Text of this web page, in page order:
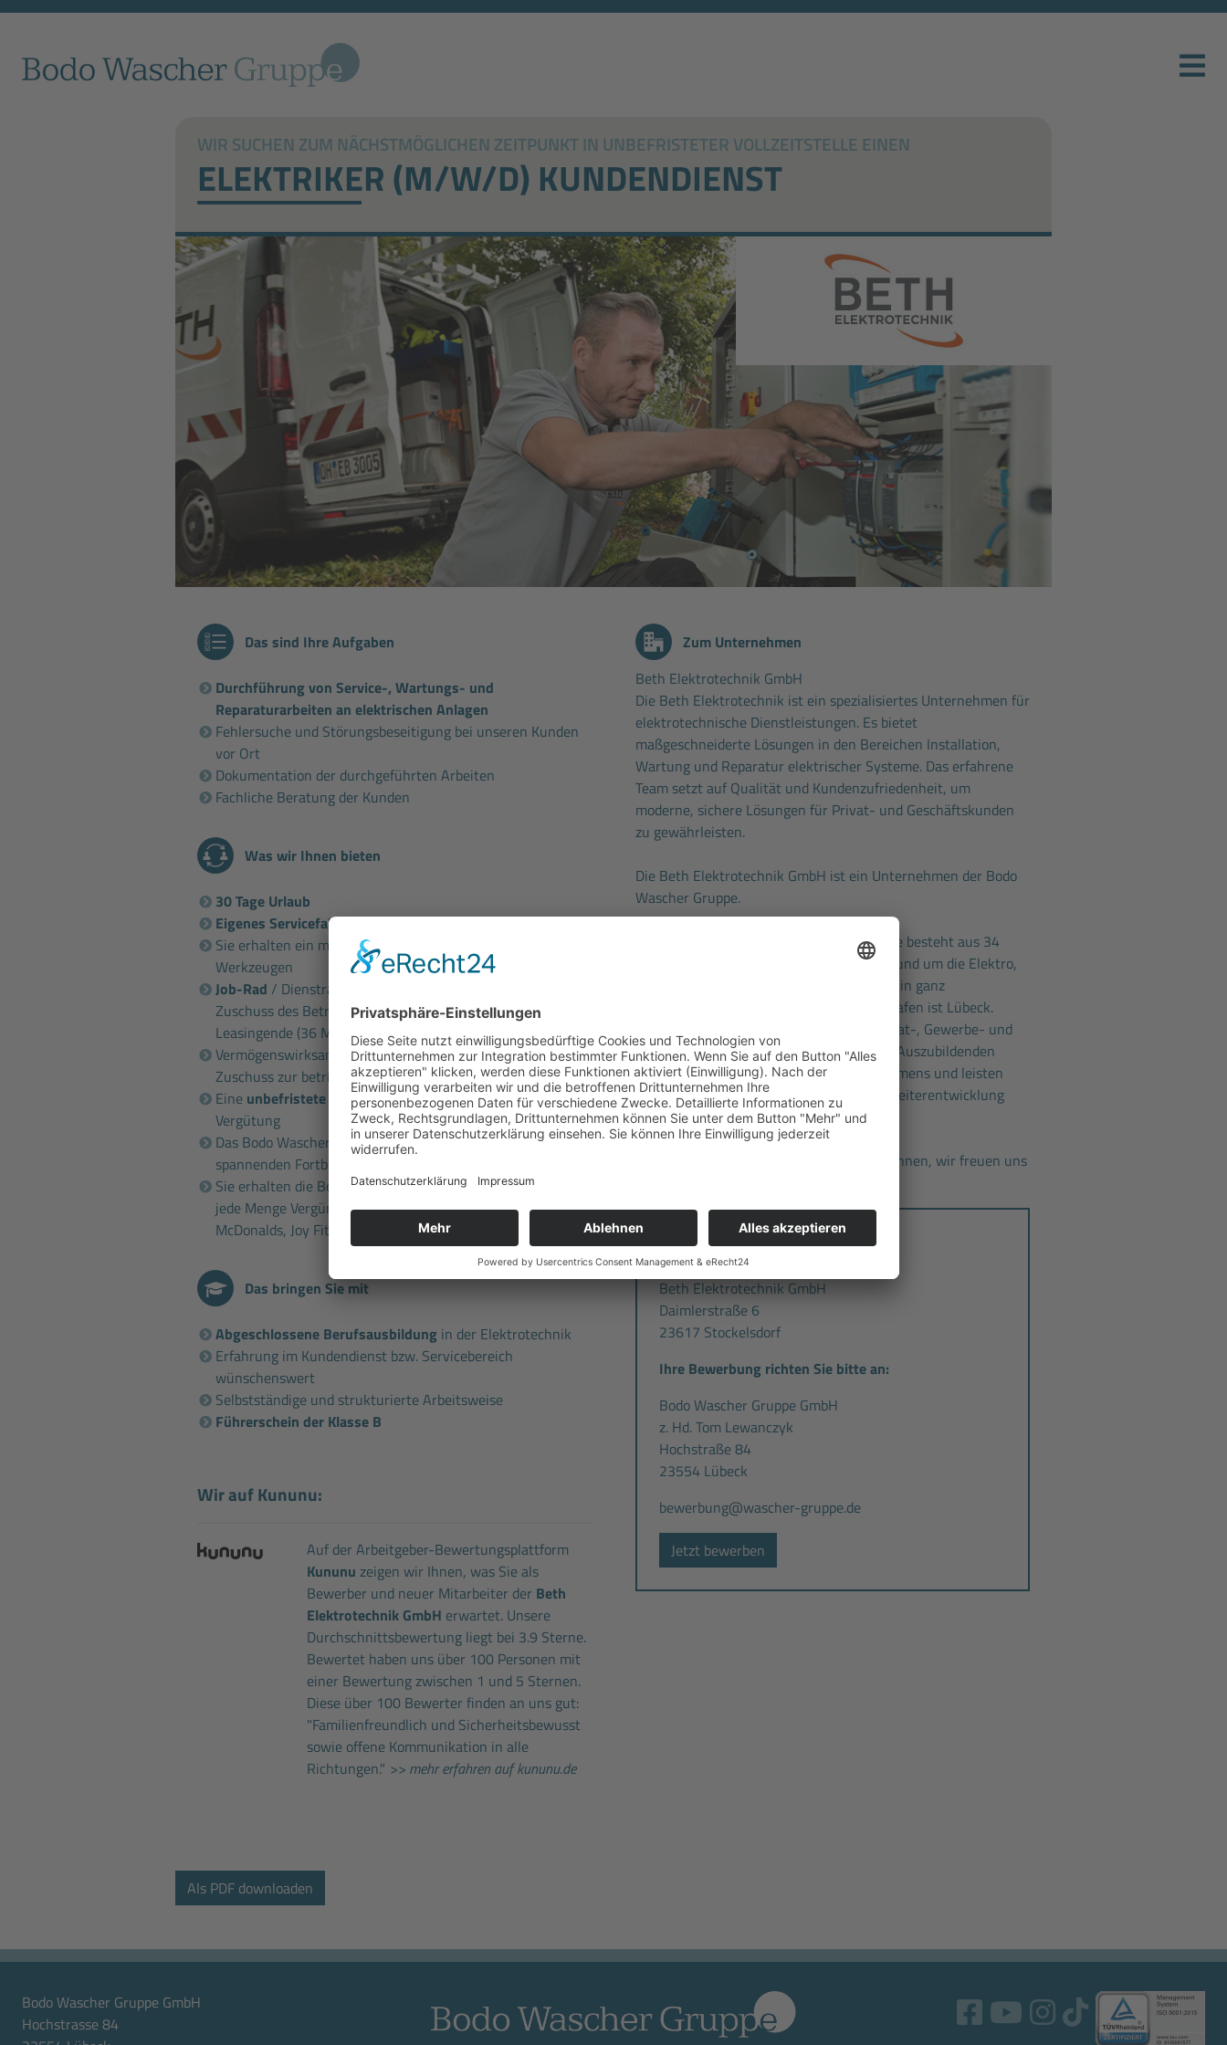
WIR SUCHEN ZUM NÄCHSTMÖGLICHEN ZEITPUNKT IN UNBEFRISTETER VOLLZEITSTELLE EINEN
ELEKTRIKER (M/W/D) KUNDENDIENST
Das sind Ihre Aufgaben
Durchführung von Service-, Wartungs- und
Reparaturarbeiten an elektrischen Anlagen
Fehlersuche und Störungsbeseitigung bei unseren Kunden
vor Ort
Dokumentation der durchgeführten Arbeiten
Fachliche Beratung der Kunden
Was wir Ihnen bieten
30 Tage Urlaub
Eigenes Servicefahrzeugzur Mitnahme nach Hause
Sie erhalten ein modernes Arbeitsumfeld mit erstklassigen
Werkzeugen
Job-Rad / Dienstrad / E-Bike-Leasing bis 4.000 € mit
Zuschuss des Betriebs und vergünstigte Kaufoption nach
Leasingende (36 Monate)
Vermögenswirksame Leistung i.H.v. 324 € pro Jahr und
Zuschuss zur betrieblichen Altersvorsorge
Eine unbefristete Vollzeitanstellungund leistungsgerechte
Vergütung
Das Bodo Wascher GruppeSeminarprogrammmit vielen
spannenden Fortbildungen
Sie erhalten die Bodo WascherVorteilskarte, mit der Sie
jede Menge Vergünstigungen bekommen (z.B. bei Hagebau,
McDonalds, Joy Fitness, Fahrschulen etc.)
Das bringen Sie mit
Abgeschlossene Berufsausbildung in der Elektrotechnik
Erfahrung im Kundendienst bzw. Servicebereich
wünschenswert
Selbstständige und strukturierte Arbeitsweise
Führerschein der Klasse B
Wir auf Kununu:
Auf der Arbeitgeber-Bewertungsplattform
Kununu zeigen wir Ihnen, was Sie als
Bewerber und neuer Mitarbeiter der Beth
Elektrotechnik GmbH erwartet. Unsere
Durchschnittsbewertung liegt bei 3.9 Sterne.
Bewertet haben uns über 100 Personen mit
einer Bewertung zwischen 1 und 5 Sternen.
Diese über 100 Bewerter finden an uns gut:
"Familienfreundlich und Sicherheitsbewusst
sowie offene Kommunikation in alle
Richtungen." >> mehr erfahren auf kununu.de
Zum Unternehmen
Beth Elektrotechnik GmbH
Die Beth Elektrotechnik ist ein spezialisiertes Unternehmen für
elektrotechnische Dienstleistungen. Es bietet
maßgeschneiderte Lösungen in den Bereichen Installation,
Wartung und Reparatur elektrischer Systeme. Das erfahrene
Team setzt auf Qualität und Kundenzufriedenheit, um
moderne, sichere Lösungen für Privat- und Geschäftskunden
zu gewährleisten.
Die Beth Elektrotechnik GmbH ist ein Unternehmen der Bodo
Wascher Gruppe.
Die familiengeführte Unternehmensgruppe besteht aus 34
Betrieben. Als Spezialist für alle Themen rund um die Elektro,
Gebäude- und Sicherheitstechnik sind wir in ganz
Norddeutschland bekannt, unser Heimathafen ist Lübeck.
Unsere 1.100 Beschäftigten betreuen Privat-, Gewerbe- und
Industriekunden. Mit insgesamt über 220 Auszubildenden
sichern wir die Zukunft unseres Unternehmens und leisten
gleichzeitig einen wichtigen Beitrag zur Weiterentwicklung
unserer Branche.
Kommen Sie zu uns und lernen Sie uns kennen, wir freuen uns
Standort:
Beth Elektrotechnik GmbH
Daimlerstraße 6
23617 Stockelsdorf
Ihre Bewerbung richten Sie bitte an:
Bodo Wascher Gruppe GmbH
z. Hd. Tom Lewanczyk
Hochstraße 84
23554 Lübeck
bewerbung@wascher-gruppe.de
Jetzt bewerben
Bodo Wascher Gruppe GmbH
Hochstrasse 84